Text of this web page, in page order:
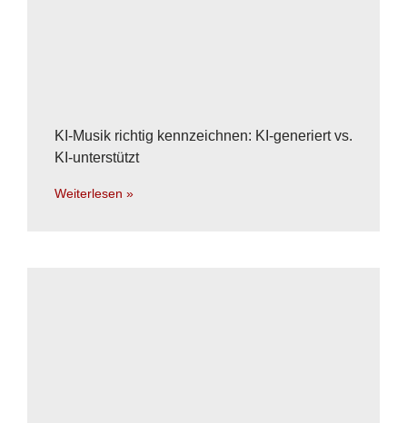
KI-Musik richtig kennzeichnen: KI-generiert vs.
KI-unterstützt
Weiterlesen »